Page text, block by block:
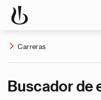
Carreras
Buscador de